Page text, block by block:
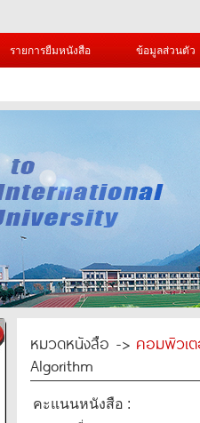
รายการยืมหนังสือ ข้อมูลส่วนตัว
หมวดหนังสือ -> คอมพิวเ
Algorithm
คะแนนหนังสือ :